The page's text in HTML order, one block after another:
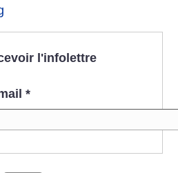
l'infolettre
*